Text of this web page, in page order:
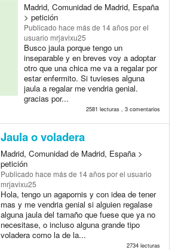
Madrid, Comunidad de Madrid, España
> petición
Publicado hace más de 14 añospor el
usuario mrjavixu25
Busco jaula porque tengo un
inseparable y en breves voy a adoptar
otro que una chica me va a regalar por
estar enfermito. Si tuvieses alguna
jaula a regalar me vendria genial.
gracias por...
2581 lecturas , 3 comentarios
Jaula o voladera
Madrid, Comunidad de Madrid, España >
petición
Publicado hace más de 14 añospor el usuario
mrjavixu25
Hola, tengo un agapornis y con idea de tener
mas y me vendria genial si alguien regalase
alguna jaula del tamaño que fuese que ya no
necesitase, o incluso alguna grande tipo
voladera como la de la...
2734 lecturas